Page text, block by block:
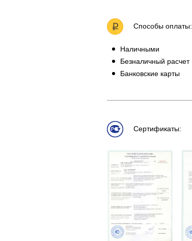
Способы оплаты:
Наличными
Безналичный расчет
Банковские карты
Сертификаты: